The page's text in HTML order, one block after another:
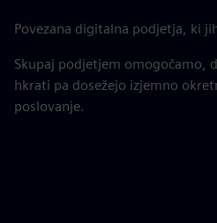
Povezana digitalna podjetja, ki
Skupaj podjetjem omogočamo,
hkrati pa dosežejo izjemno
poslovanje.